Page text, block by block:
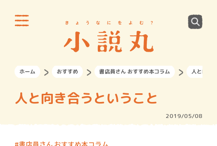
ホーム おすすめ 書店員さん おすすめ本コラム 人と向き
人と向き合うということ
2019/05/08
書店員さん おすすめ本コラム